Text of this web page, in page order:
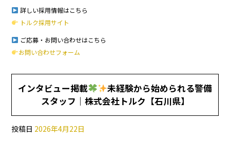
詳しい採用情報はこちら
トルク採用サイト
ご応募・お問い合わせはこちら
お問い合わせフォーム
インタビュー掲載
未経験から始められる警備
スタッフ｜株式会社トルク【石川県】
投稿日 2026年4月22日